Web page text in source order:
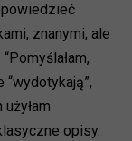
znanymi, ale
opisy.